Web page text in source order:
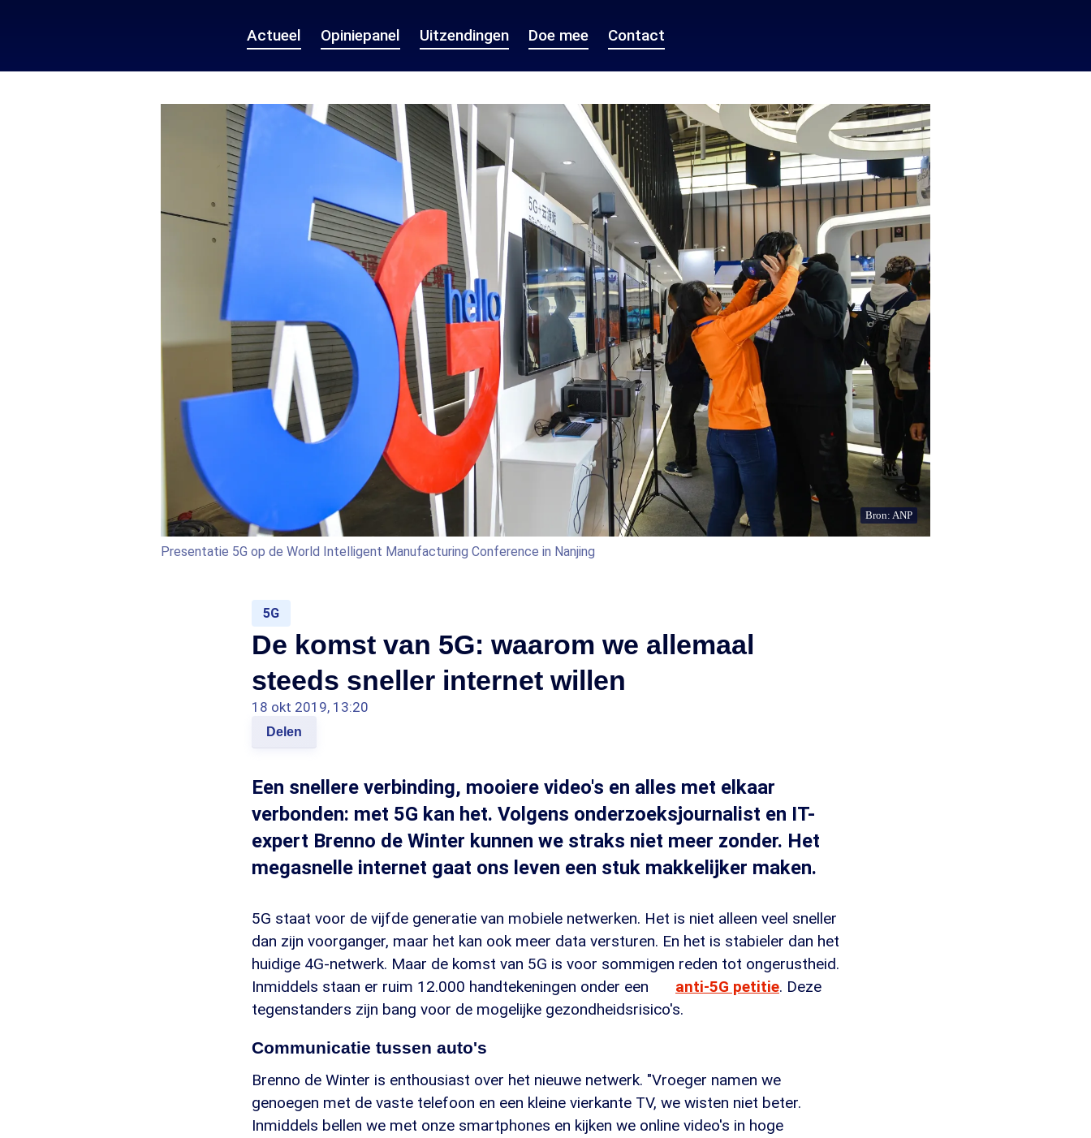
Actueel Opiniepanel Uitzendingen Doe mee Contact
Bron: ANP
Presentatie 5G op de World Intelligent Manufacturing Conference in Nanjing
5G
De komst van 5G: waarom we allemaal
steeds sneller internet willen
18 okt 2019, 13:20
Delen
Een snellere verbinding, mooiere video's en alles met elkaar
verbonden: met 5G kan het. Volgens onderzoeksjournalist en IT-
expert Brenno de Winter kunnen we straks niet meer zonder. Het
megasnelle internet gaat ons leven een stuk makkelijker maken.
5G staat voor de vijfde generatie van mobiele netwerken. Het is niet alleen veel sneller
dan zijn voorganger, maar het kan ook meer data versturen. En het is stabieler dan het
huidige 4G-netwerk. Maar de komst van 5G is voor sommigen reden tot ongerustheid.
Inmiddels staan er ruim 12.000 handtekeningen onder een
anti-5G petitie. Deze
tegenstanders zijn bang voor de mogelijke gezondheidsrisico's.
Communicatie tussen auto's
Brenno de Winter is enthousiast over het nieuwe netwerk. "Vroeger namen we
genoegen met de vaste telefoon en een kleine vierkante TV, we wisten niet beter.
Inmiddels bellen we met onze smartphones en kijken we online video's in hoge